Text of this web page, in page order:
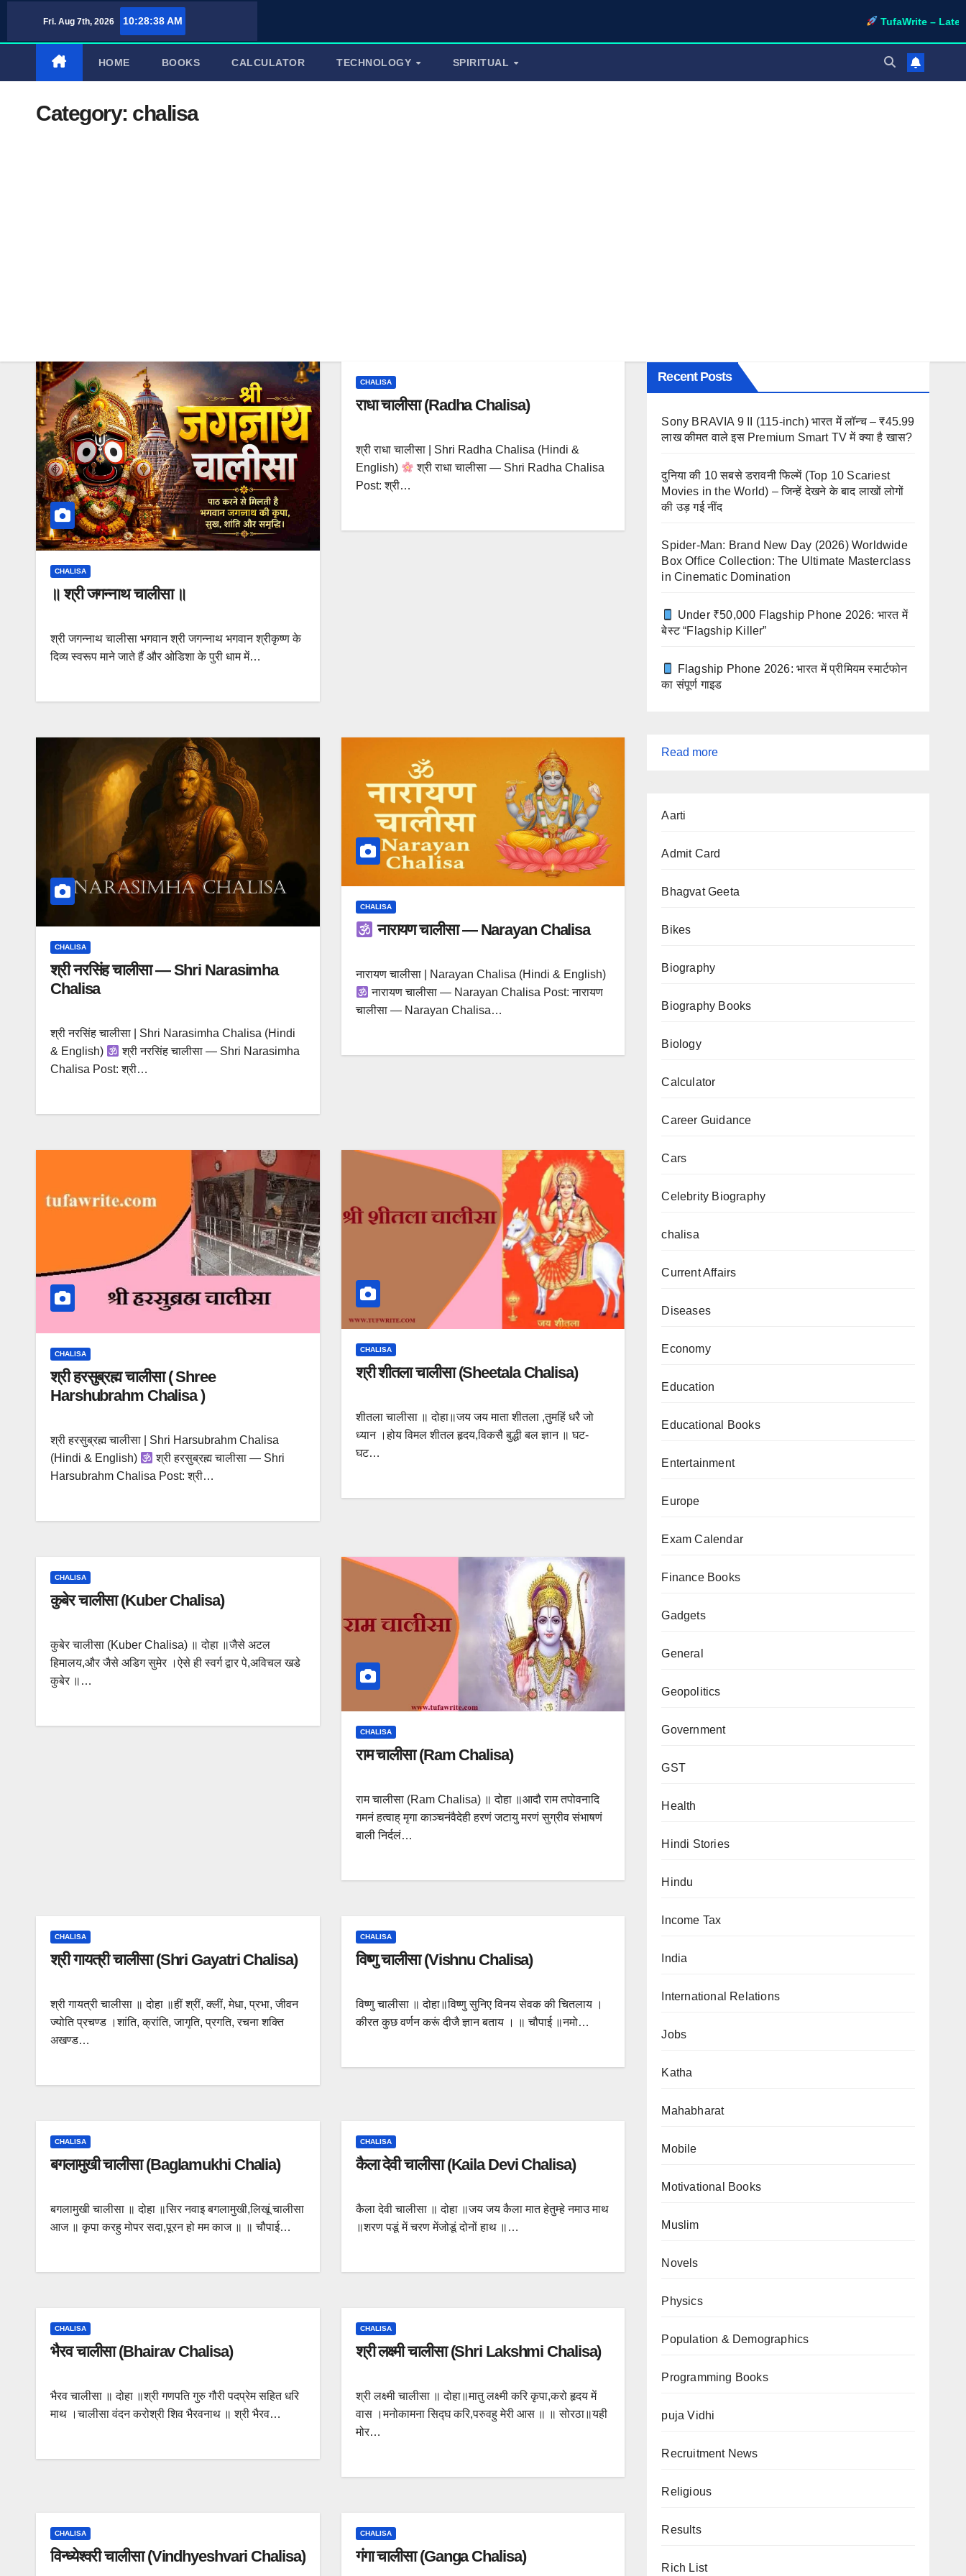
Fri. Aug 7th, 2026 10:28:39 AM TufaWrite – Latest
HOME BOOKS CALCULATOR TECHNOLOGY SPIRITUAL
Category: chalisa
CHALISA
॥ श्री जगन्नाथ चालीसा ॥
श्री जगन्नाथ चालीसा भगवान श्री जगन्नाथ भगवान श्रीकृष्ण के
दिव्य स्वरूप माने जाते हैं और ओडिशा के पुरी धाम में…
CHALISA
राधा चालीसा (Radha Chalisa)
श्री राधा चालीसा | Shri Radha Chalisa (Hindi &
English)
श्री राधा चालीसा — Shri Radha Chalisa
Post: श्री…
CHALISA
श्री नरसिंह चालीसा — Shri Narasimha
Chalisa
श्री नरसिंह चालीसा | Shri Narasimha Chalisa (Hindi
& English)
श्री नरसिंह चालीसा — Shri Narasimha
Chalisa Post: श्री…
CHALISA
नारायण चालीसा — Narayan Chalisa
नारायण चालीसा | Narayan Chalisa (Hindi & English)
नारायण चालीसा — Narayan Chalisa Post: नारायण
चालीसा — Narayan Chalisa…
CHALISA
श्री हरसुब्रह्म चालीसा ( Shree
Harshubrahm Chalisa )
श्री हरसुब्रह्म चालीसा | Shri Harsubrahm Chalisa
(Hindi & English)
श्री हरसुब्रह्म चालीसा — Shri
Harsubrahm Chalisa Post: श्री…
CHALISA
श्री शीतला चालीसा (Sheetala Chalisa)
शीतला चालीसा ॥ दोहा॥जय जय माता शीतला ,तुमहिं धरै जो
ध्यान ।होय विमल शीतल हृदय,विकसै बुद्धी बल ज्ञान ॥ घट-
घट…
CHALISA
कुबेर चालीसा (Kuber Chalisa)
कुबेर चालीसा (Kuber Chalisa) ॥ दोहा ॥जैसे अटल
हिमालय,और जैसे अडिग सुमेर ।ऐसे ही स्वर्ग द्वार पे,अविचल खडे
कुबेर ॥…
CHALISA
राम चालीसा (Ram Chalisa)
राम चालीसा (Ram Chalisa) ॥ दोहा ॥आदौ राम तपोवनादि
गमनं हत्वाह् मृगा काञ्चनंवैदेही हरणं जटायु मरणं सुग्रीव संभाषणं
बाली निर्दलं…
CHALISA
श्री गायत्री चालीसा (Shri Gayatri Chalisa)
श्री गायत्री चालीसा ॥ दोहा ॥हीं श्रीं, क्लीं, मेधा, प्रभा, जीवन
ज्योति प्रचण्ड ।शांति, क्रांति, जागृति, प्रगति, रचना शक्ति
अखण्ड…
CHALISA
विष्णु चालीसा (Vishnu Chalisa)
विष्णु चालीसा ॥ दोहा॥विष्णु सुनिए विनय सेवक की चितलाय ।
कीरत कुछ वर्णन करूं दीजै ज्ञान बताय । ॥ चौपाई ॥नमो…
CHALISA
बगलामुखी चालीसा (Baglamukhi Chalia)
बगलामुखी चालीसा ॥ दोहा ॥सिर नवाइ बगलामुखी,लिखूं चालीसा
आज ॥ कृपा करहु मोपर सदा,पूरन हो मम काज ॥ ॥ चौपाई…
CHALISA
कैला देवी चालीसा (Kaila Devi Chalisa)
कैला देवी चालीसा ॥ दोहा ॥जय जय कैला मात हेतुम्हे नमाउ माथ
॥शरण पडूं में चरण मेंजोडूं दोनों हाथ ॥…
CHALISA
भैरव चालीसा (Bhairav Chalisa)
भैरव चालीसा ॥ दोहा ॥श्री गणपति गुरु गौरी पदप्रेम सहित धरि
माथ ।चालीसा वंदन करोश्री शिव भैरवनाथ ॥ श्री भैरव…
CHALISA
श्री लक्ष्मी चालीसा (Shri Lakshmi Chalisa)
श्री लक्ष्मी चालीसा ॥ दोहा॥मातु लक्ष्मी करि कृपा,करो हृदय में
वास ।मनोकामना सिद्घ करि,परुवहु मेरी आस ॥ ॥ सोरठा॥यही
मोर…
CHALISA
विन्ध्येश्वरी चालीसा (Vindhyeshvari Chalisa)
CHALISA
गंगा चालीसा (Ganga Chalisa)
Recent Posts
Sony BRAVIA 9 II (115-inch) भारत में लॉन्च – ₹45.99
लाख कीमत वाले इस Premium Smart TV में क्या है खास?
दुनिया की 10 सबसे डरावनी फिल्में (Top 10 Scariest
Movies in the World) – जिन्हें देखने के बाद लाखों लोगों
की उड़ गई नींद
Spider-Man: Brand New Day (2026) Worldwide
Box Office Collection: The Ultimate Masterclass
in Cinematic Domination
Under ₹50,000 Flagship Phone 2026: भारत में
बेस्ट “Flagship Killer”
Flagship Phone 2026: भारत में प्रीमियम स्मार्टफोन
का संपूर्ण गाइड
Read more:
चालीसा
Aarti
Admit Card
Bhagvat Geeta
Bikes
Biography
Biography Books
Biology
Calculator
Career Guidance
Cars
Celebrity Biography
chalisa
Current Affairs
Diseases
Economy
Education
Educational Books
Entertainment
Europe
Exam Calendar
Finance Books
Gadgets
General
Geopolitics
Government
GST
Health
Hindi Stories
Hindu
Income Tax
India
International Relations
Jobs
Katha
Mahabharat
Mobile
Motivational Books
Muslim
Novels
Physics
Population & Demographics
Programming Books
puja Vidhi
Recruitment News
Religious
Results
Rich List